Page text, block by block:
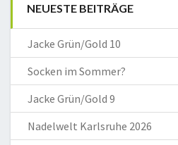
NEUESTE BEITRÄGE
Jacke Grün/Gold 10
Socken im Sommer?
Jacke Grün/Gold 9
Nadelwelt Karlsruhe 2026